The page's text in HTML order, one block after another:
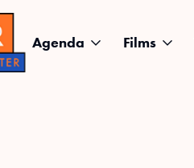
Agenda Films